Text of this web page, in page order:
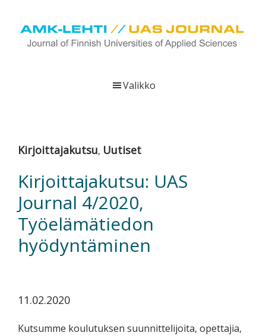
Hyppää
pääsisältöön
Hyppää
ensisijaiseen
Hyppää
alatunnisteeseen
viestittää
tutkimus-,
kehittämis-
ja
innovaatiotoiminnasta
sekä
ammattikorkeakoulutusta
kaikille
kiinnostuneille.
Valikko
Kirjoittajakutsu, Uutiset
Kirjoittajakutsu: UAS
Journal 4/2020,
Työelämätiedon
hyödyntäminen
11.02.2020
Kutsumme koulutuksen suunnittelijoita, opettajia,